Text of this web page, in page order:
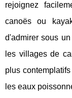
rejoignez
canoës ou
d'admirer sous
les villages de
plus
les eaux